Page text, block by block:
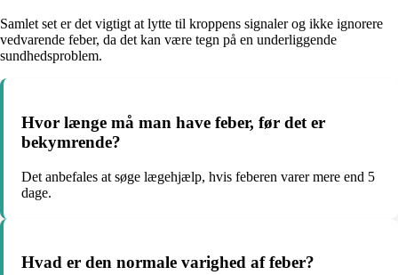
Samlet set er det vigtigt at lytte til kroppens signaler og ikke ignorere
vedvarende feber, da det kan være tegn på en underliggende
sundhedsproblem.
Hvor længe må man have feber, før det er
bekymrende?
Det anbefales at søge lægehjælp, hvis feberen varer mere end 5
dage.
Hvad er den normale varighed af feber?